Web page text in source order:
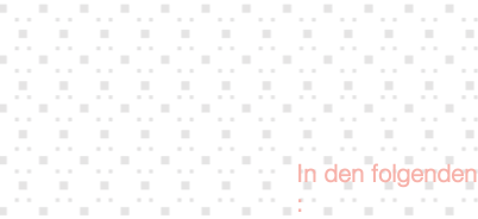
In den folgenden
: